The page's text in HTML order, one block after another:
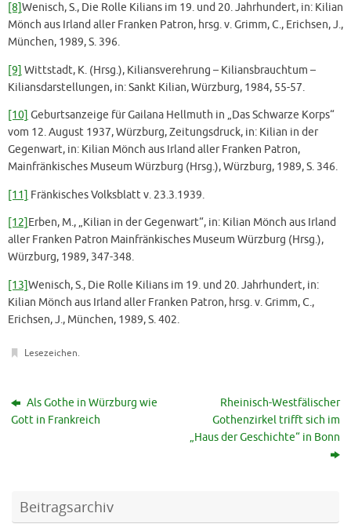
[8]Wenisch, S., Die Rolle Kilians im 19. und 20. Jahrhundert, in: Kilian
Mönch aus Irland aller Franken Patron, hrsg. v. Grimm, C., Erichsen, J.,
München, 1989, S. 396.
[9] Wittstadt, K. (Hrsg.), Kiliansverehrung – Kiliansbrauchtum –
Kiliansdarstellungen, in: Sankt Kilian, Würzburg, 1984, 55-57.
[10] Geburtsanzeige für Gailana Hellmuth in „Das Schwarze Korps“
vom 12. August 1937, Würzburg, Zeitungsdruck, in: Kilian in der
Gegenwart, in: Kilian Mönch aus Irland aller Franken Patron,
Mainfränkisches Museum Würzburg (Hrsg.), Würzburg, 1989, S. 346.
[11] Fränkisches Volksblatt v. 23.3.1939.
[12] Erben, M., „Kilian in der Gegenwart“, in: Kilian Mönch aus Irland
aller Franken Patron Mainfränkisches Museum Würzburg (Hrsg.),
Würzburg, 1989, 347-348.
[13]Wenisch, S., Die Rolle Kilians im 19. und 20. Jahrhundert, in:
Kilian Mönch aus Irland aller Franken Patron, hrsg. v. Grimm, C.,
Erichsen, J., München, 1989, S. 402.
Lesezeichen.
Als Gothe in Würzburg wie
Gott in Frankreich
Rheinisch-Westfälischer
Gothenzirkel trifft sich im
„Haus der Geschichte“ in Bonn
Beitragsarchiv